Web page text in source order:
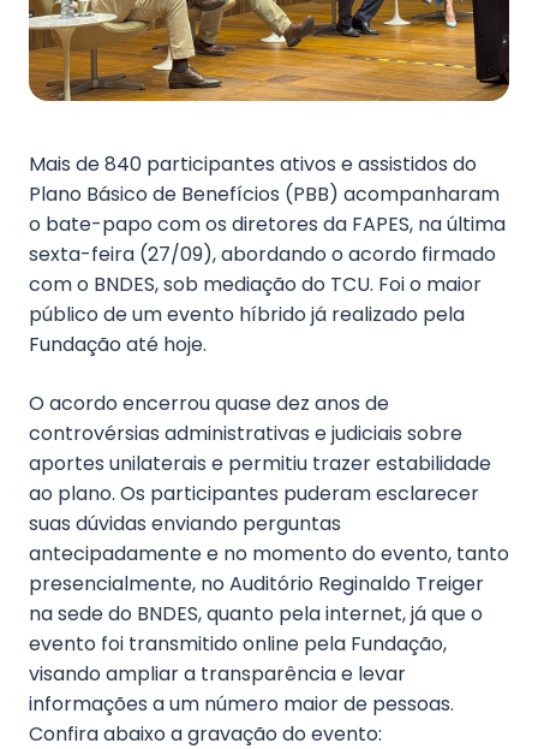
Mais de 840 participantes ativos e assistidos do
Plano Básico de Benefícios (PBB) acompanharam
o bate-papo com os diretores da FAPES, na última
sexta-feira (27/09), abordando o acordo firmado
com o BNDES, sob mediação do TCU. Foi o maior
público de um evento híbrido já realizado pela
Fundação até hoje.
O acordo encerrou quase dez anos de
controvérsias administrativas e judiciais sobre
aportes unilaterais e permitiu trazer estabilidade
ao plano. Os participantes puderam esclarecer
suas dúvidas enviando perguntas
antecipadamente e no momento do evento, tanto
presencialmente, no Auditório Reginaldo Treiger
na sede do BNDES, quanto pela internet, já que o
evento foi transmitido online pela Fundação,
visando ampliar a transparência e levar
informações a um número maior de pessoas.
Confira abaixo a gravação do evento: